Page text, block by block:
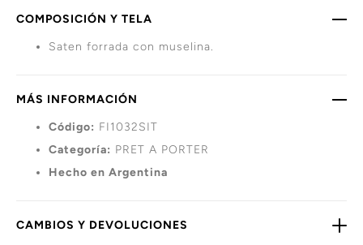
COMPOSICIÓN Y TELA
Saten forrada con muselina.
MÁS INFORMACIÓN
Código: FI1032SIT
Categoría: PRET A PORTER
Hecho en Argentina
CAMBIOS Y DEVOLUCIONES